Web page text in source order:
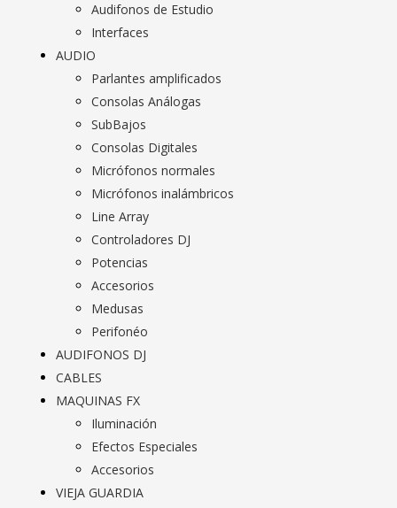
Audifonos de Estudio
Interfaces
AUDIO
Parlantes amplificados
Consolas Análogas
SubBajos
Consolas Digitales
Micrófonos normales
Micrófonos inalámbricos
Line Array
Controladores DJ
Potencias
Accesorios
Medusas
Perifonéo
AUDIFONOS DJ
CABLES
MAQUINAS FX
Iluminación
Efectos Especiales
Accesorios
VIEJA GUARDIA